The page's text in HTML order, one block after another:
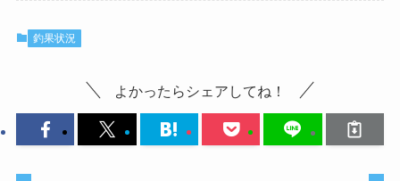
釣果状況
よかったらシェアしてね！